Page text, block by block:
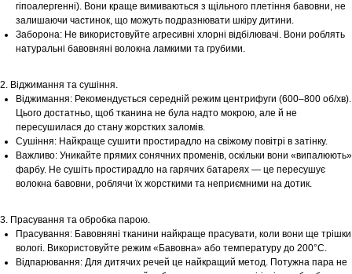
гіпоалергенні). Вони краще вимиваються з щільного плетіння бавовни, не
залишаючи частинок, що можуть подразнювати шкіру дитини.
Заборона: Не використовуйте агресивні хлорні відбілювачі. Вони роблять
натуральні бавовняні волокна ламкими та грубими.
2. Віджимання та сушіння.
Віджимання: Рекомендується середній режим центрифуги (600–800 об/хв).
Цього достатньо, щоб тканина не була надто мокрою, але й не
пересушилася до стану жорстких заломів.
Сушіння: Найкраще сушити простирадло на свіжому повітрі в затінку.
Важливо: Уникайте прямих сонячних променів, оскільки вони «випалюють»
фарбу. Не сушіть простирадло на гарячих батареях — це пересушує
волокна бавовни, роблячи їх жорсткими та неприємними на дотик.
3. Прасування та обробка парою.
Прасування: Бавовняні тканини найкраще прасувати, коли вони ще трішки
вологі. Використовуйте режим «Бавовна» або температуру до 200°С.
Відпарювання: Для дитячих речей це найкращий метод. Потужна пара не